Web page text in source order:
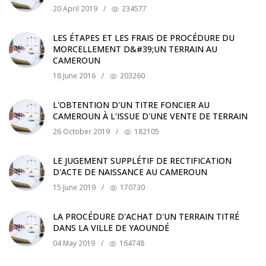
20 April 2019 / 234577
LES ÉTAPES ET LES FRAIS DE PROCÉDURE DU
MORCELLEMENT D&#39;UN TERRAIN AU
CAMEROUN
18 June 2016 / 203260
L'OBTENTION D'UN TITRE FONCIER AU
CAMEROUN À L'ISSUE D'UNE VENTE DE TERRAIN
26 October 2019 / 182105
LE JUGEMENT SUPPLÉTIF DE RECTIFICATION
D'ACTE DE NAISSANCE AU CAMEROUN
15 June 2019 / 170730
LA PROCÉDURE D'ACHAT D'UN TERRAIN TITRÉ
DANS LA VILLE DE YAOUNDÉ
04 May 2019 / 164748